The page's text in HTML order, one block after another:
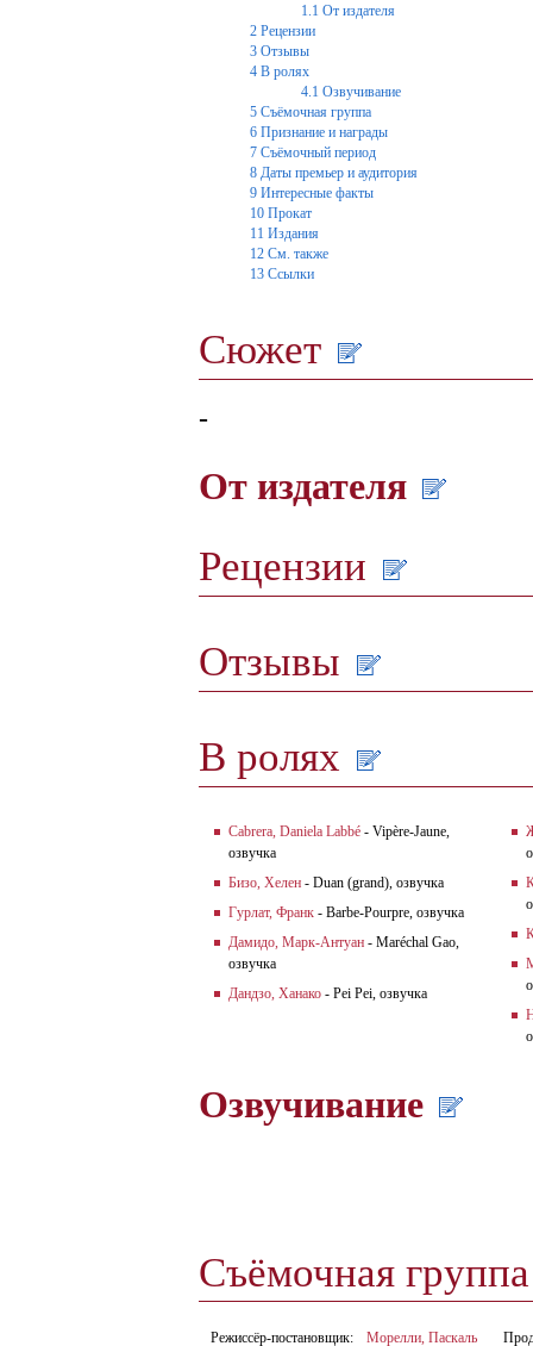
1.1 От издателя
2 Рецензии
3 Отзывы
4 В ролях
4.1 Озвучивание
5 Съёмочная группа
6 Признание и награды
7 Съёмочный период
8 Даты премьер и аудитория
9 Интересные факты
10 Прокат
11 Издания
12 См. также
13 Ссылки
Сюжет
-
От издателя
Рецензии
Отзывы
В ролях
Cabrera, Daniela Labbé - Vipère-Jaune,
озвучка
Бизо, Хелен - Duan (grand), озвучка
Гурлат, Франк - Barbe-Pourpre, озвучка
Дамидо, Марк-Антуан - Maréchal Gao,
озвучка
Дандзо, Ханако - Pei Pei, озвучка
Озвучивание
Съёмочная
Режиссёр-постановщик: Морелли, Паскаль